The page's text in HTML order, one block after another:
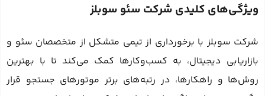
ویژگی‌های کلیدی شرکت سئو سوبلز
شرکت سوبلز با برخورداری از تیمی متشکل از متخصصان سئو و
بازاریابی دیجیتال، به کسب‌وکارها کمک می‌کند تا با بهترین
روش‌ها و راهکارها، در رتبه‌های برتر موتورهای جستجو قرار